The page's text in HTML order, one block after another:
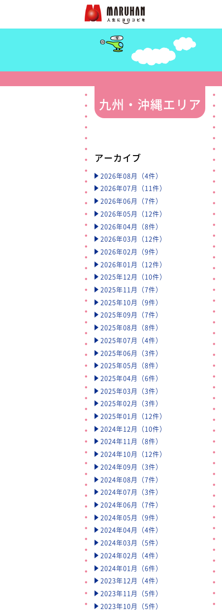
九州・沖縄エリア
アーカイブ
2026年08月（4件）
2026年07月（11件）
2026年06月（7件）
2026年05月（12件）
2026年04月（8件）
2026年03月（12件）
2026年02月（9件）
2026年01月（12件）
2025年12月（10件）
2025年11月（7件）
2025年10月（9件）
2025年09月（7件）
2025年08月（8件）
2025年07月（4件）
2025年06月（3件）
2025年05月（8件）
2025年04月（6件）
2025年03月（3件）
2025年02月（3件）
2025年01月（12件）
2024年12月（10件）
2024年11月（8件）
2024年10月（12件）
2024年09月（3件）
2024年08月（7件）
2024年07月（3件）
2024年06月（7件）
2024年05月（9件）
2024年04月（4件）
2024年03月（5件）
2024年02月（4件）
2024年01月（6件）
2023年12月（4件）
2023年11月（5件）
2023年10月（5件）